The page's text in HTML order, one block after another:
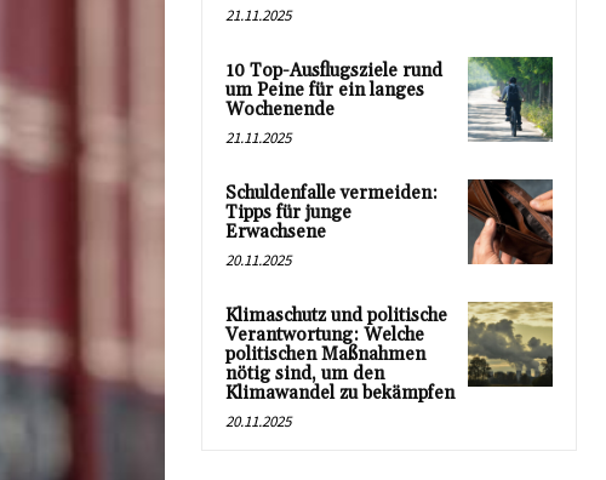
21.11.2025
10 Top-Ausflugsziele rund
um Peine für ein langes
Wochenende
21.11.2025
Schuldenfalle vermeiden:
Tipps für junge
Erwachsene
20.11.2025
Klimaschutz und politische
Verantwortung: Welche
politischen Maßnahmen
nötig sind, um den
Klimawandel zu bekämpfen
20.11.2025